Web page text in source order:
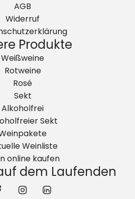
AGB
Widerruf
Produkte
Weißweine
Rotweine
Rosé
Sekt
Alkoholfrei
Sekt
Weinliste
online kaufen
dem Laufenden